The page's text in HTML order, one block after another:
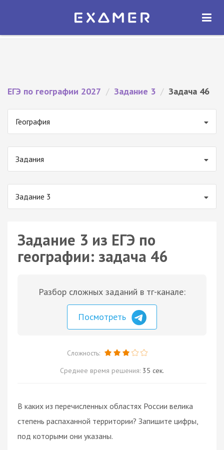
Экзамер — ЕГЭ 2027
ОТКРЫТЬ
ЕГЭ по географии 2027 / Задание 3 / Задача 46
География
Задания
Задание 3
Задание 3 из ЕГЭ по
географии: задача 46
Разбор сложных заданий в тг-канале:
Посмотреть
Сложность:
Среднее время решения: 35 сек.
В каких из перечисленных областях России велика
степень распаханной территории? Запишите цифры,
под которыми они указаны.